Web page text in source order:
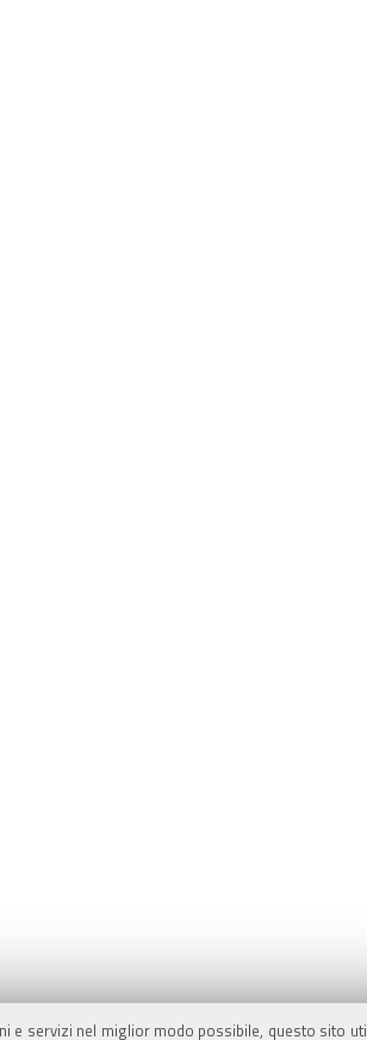
e servizi nel miglior modo possibile, questo sito